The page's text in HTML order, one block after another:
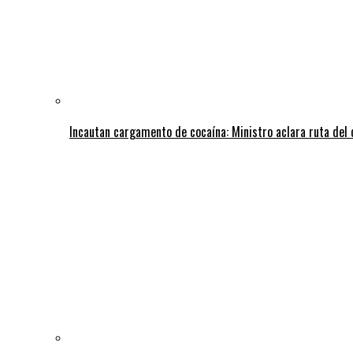
Incautan cargamento de cocaína: Ministro aclara ruta del